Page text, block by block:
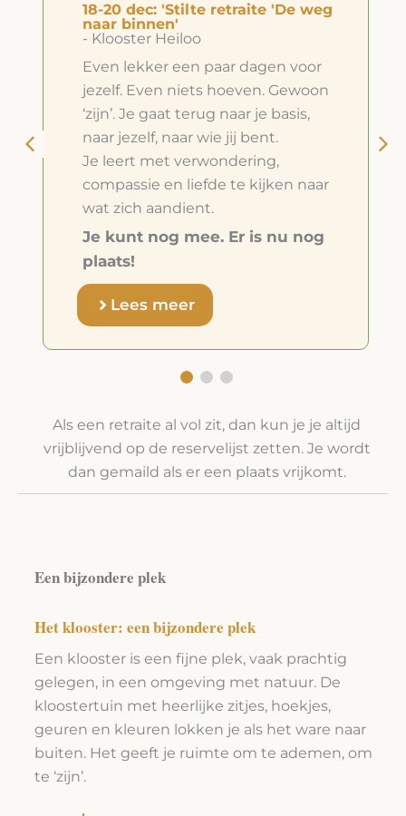
18-20 dec: 'Stilte retraite 'De weg
naar binnen'
- Klooster Heiloo
Even lekker een paar dagen voor
jezelf. Even niets hoeven. Gewoon
‘zijn’. Je gaat terug naar je basis,
naar jezelf, naar wie jij bent.
Je leert met verwondering,
compassie en liefde te kijken naar
wat zich aandient.
Je kunt nog mee. Er is nu nog
plaats!
Lees meer
Als een retraite al vol zit, dan kun je je altijd
vrijblijvend op de reservelijst zetten. Je wordt
dan gemaild als er een plaats vrijkomt.
Een bijzondere plek
Het klooster: een bijzondere plek
Een klooster is een fijne plek, vaak prachtig
gelegen, in een omgeving met natuur. De
kloostertuin met heerlijke zitjes, hoekjes,
geuren en kleuren lokken je als het ware naar
buiten. Het geeft je ruimte om te ademen, om
te ‘zijn’.